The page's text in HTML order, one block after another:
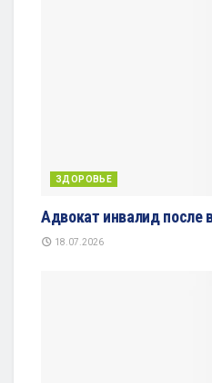
ЗДОРОВЬЕ
Адвокат инвалид после
18.07.2026